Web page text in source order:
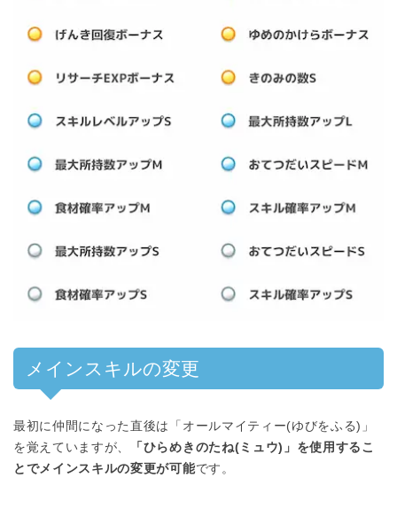
メインスキルの変更
最初に仲間になった直後は「オールマイティー(ゆびをふる)」
を覚えていますが、
「ひらめきのたね(ミュウ)」を使用するこ
とでメインスキルの変更が可能です。